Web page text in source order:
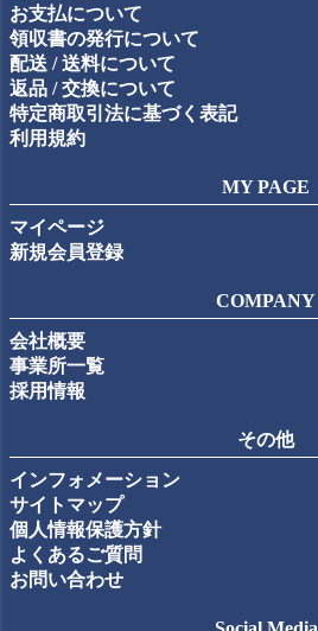
お支払について
領収書の発行について
配送 / 送料について
返品 / 交換について
特定商取引法に基づく表記
利用規約
MY PAGE
マイページ
新規会員登録
COMPANY
会社概要
事業所一覧
採用情報
その他
インフォメーション
サイトマップ
個人情報保護方針
よくあるご質問
お問い合わせ